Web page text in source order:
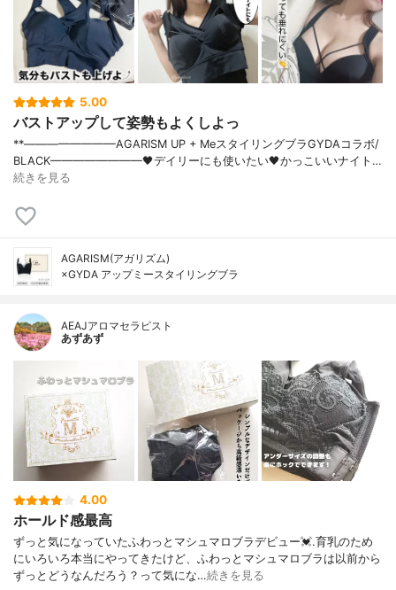
5.00
バストアップして姿勢もよくしよっ
**⁡————————⁡AGARISM UP + Meスタイリングブラ⁡GYDAコラボ/
BLACK————————⁡⁡🖤デイリーにも使いたい🖤かっこいいナイト…
続きを見る
AGARISM(アガリズム)
×GYDA アップミースタイリングブラ
AEAJアロマセラピスト
あずあず
4.00
ホールド感最高
ずっと気になっていたふわっとマシュマロブラデビュー💓.育乳のため
にいろいろ本当にやってきたけど、ふわっとマシュマロブラは以前から
ずっとどうなんだろう？って気にな…続きを見る